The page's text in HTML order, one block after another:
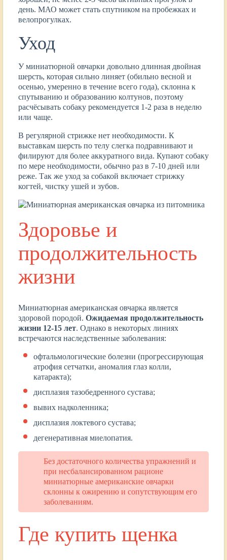
день. МАО может стать спутником на пробежках и
велопрогулках.
Уход
У миниатюрной овчарки довольно длинная двойная
шерсть, которая сильно линяет (обильно весной и
осенью, умеренно в течение всего года), склонна к
спутыванию и образованию колтунов, поэтому
расчёсывать собаку рекомендуется 1-2 раза в неделю
или чаще.
В регулярной стрижке нет необходимости. К
выставкам шерсть по телу слегка подравнивают и
филируют для более аккуратного вида. Купают собаку
по мере необходимости, обычно раз в 7-10 дней или
реже. Так же уход за собакой включает стрижку
когтей, чистку ушей и зубов.
Здоровье и
продолжительность
жизни
Миниатюрная американская овчарка является
здоровой породой. Ожидаемая продолжительность
жизни 12-15 лет. Однако в некоторых линиях
встречаются наследственные заболевания:
офтальмологические болезни (прогрессирующая
атрофия сетчатки, аномалия глаз колли,
катаракта);
дисплазия тазобедренного сустава;
вывих надколенника;
дисплазия локтевого сустава;
дегенеративная миелопатия.
Без достаточного количества упражнений и
при несбалансированном рационе
миниатюрные американские овчарки
склонны к ожирению и сопутствующим его
заболеваниям.
Где купить щенка